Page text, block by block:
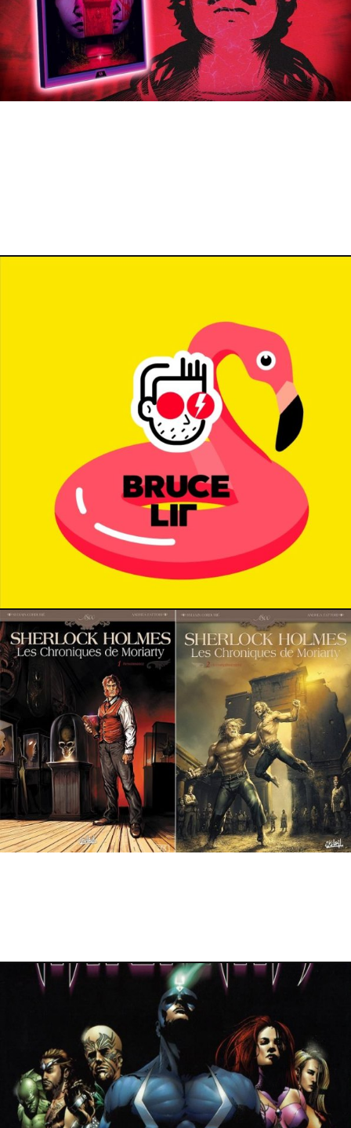
1 octobre 2024
8 juillet 2024
29 mai 2024